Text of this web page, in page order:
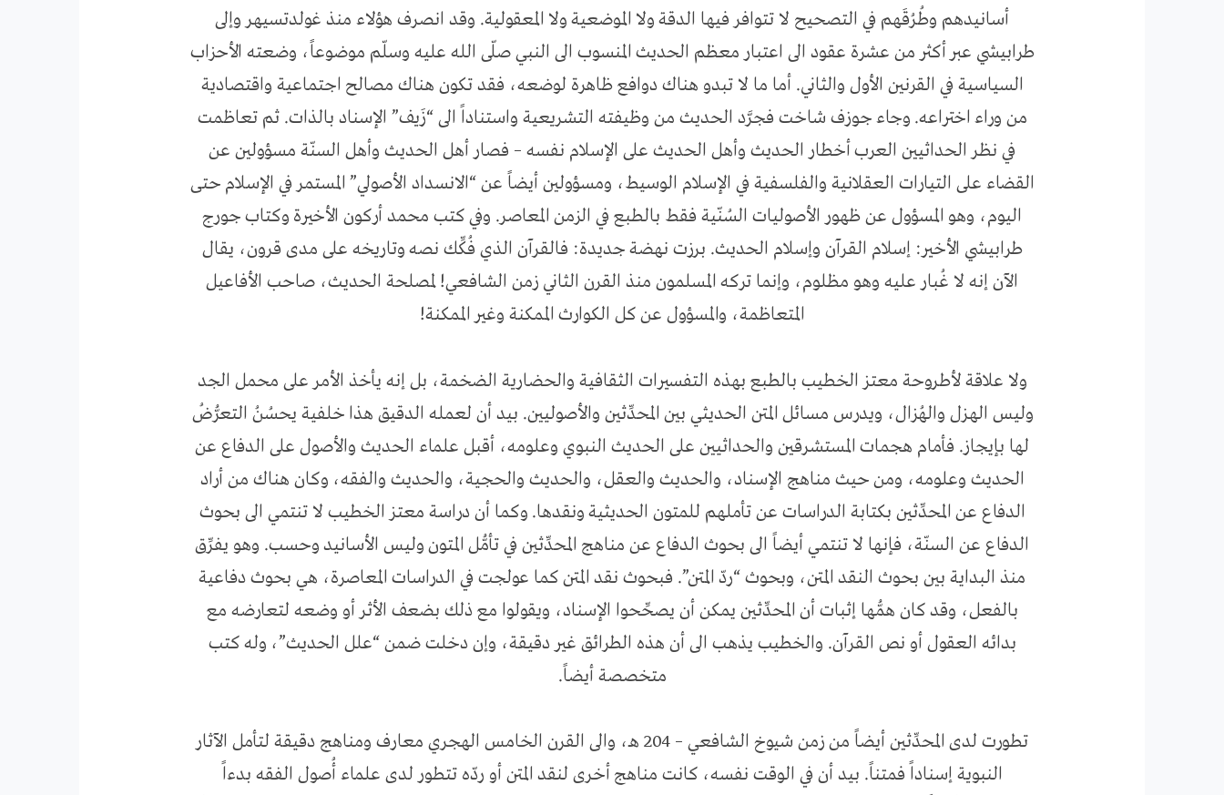
أسانيدهم وطُرُقَهم في التصحيح لا تتوافر فيها الدقة ولا الموضعية ولا المعقولية. وقد انصرف هؤلاء منذ غولدتسيهر وإلى
طرابيشي عبر أكثر من عشرة عقود الى اعتبار معظم الحديث المنسوب الى النبي صلّى الله عليه وسلّم موضوعاً، وضعته الأحزاب
السياسية في القرنين الأول والثاني. أما ما لا تبدو هناك دوافع ظاهرة لوضعه، فقد تكون هناك مصالح اجتماعية واقتصادية
من وراء اختراعه. وجاء جوزف شاخت فجرَّد الحديث من وظيفته التشريعية واستناداً الى “زَيف” الإسناد بالذات. ثم تعاظمت
في نظر الحداثيين العرب أخطار الحديث وأهل الحديث على الإسلام نفسه – فصار أهل الحديث وأهل السنّة مسؤولين عن
القضاء على التيارات العقلانية والفلسفية في الإسلام الوسيط، ومسؤولين أيضاً عن “الانسداد الأصولي” المستمر في الإسلام حتى
اليوم، وهو المسؤول عن ظهور الأصوليات السُنّية فقط بالطبع في الزمن المعاصر. وفي كتب محمد أركون الأخيرة وكتاب جورج
طرابيشي الأخير: إسلام القرآن وإسلام الحديث. برزت نهضة جديدة: فالقرآن الذي فُكِّك نصه وتاريخه على مدى قرون، يقال
الآن إنه لا غُبار عليه وهو مظلوم، وإنما تركه المسلمون منذ القرن الثاني زمن الشافعي! لمصلحة الحديث، صاحب الأفاعيل
المتعاظمة، والمسؤول عن كل الكوارث الممكنة وغير الممكنة!
ولا علاقة لأطروحة معتز الخطيب بالطبع بهذه التفسيرات الثقافية والحضارية الضخمة، بل إنه يأخذ الأمر على محمل الجد
وليس الهزل والهُزال، ويدرس مسائل المتن الحديثي بين المحدِّثين والأصوليين. بيد أن لعمله الدقيق هذا خلفية يحسُنُ التعرُّضُ
لها بإيجاز. فأمام هجمات المستشرقين والحداثيين على الحديث النبوي وعلومه، أقبل علماء الحديث والأصول على الدفاع عن
الحديث وعلومه، ومن حيث مناهج الإسناد، والحديث والعقل، والحديث والحجية، والحديث والفقه، وكان هناك من أراد
الدفاع عن المحدِّثين بكتابة الدراسات عن تأملهم للمتون الحديثية ونقدها. وكما أن دراسة معتز الخطيب لا تنتمي الى بحوث
الدفاع عن السنّة، فإنها لا تنتمي أيضاً الى بحوث الدفاع عن مناهج المحدِّثين في تأمُّل المتون وليس الأسانيد وحسب. وهو يفرِّق
منذ البداية بين بحوث النقد المتن، وبحوث “ردّ المتن”. فبحوث نقد المتن كما عولجت في الدراسات المعاصرة، هي بحوث دفاعية
بالفعل، وقد كان همُّها إثبات أن المحدِّثين يمكن أن يصحِّحوا الإسناد، ويقولوا مع ذلك بضعف الأثر أو وضعه لتعارضه مع
بدائه العقول أو نص القرآن. والخطيب يذهب الى أن هذه الطرائق غير دقيقة، وإن دخلت ضمن “علل الحديث”، وله كتب
متخصصة أيضاً.
تطورت لدى المحدِّثين أيضاً من زمن شيوخ الشافعي – 204 هـ، والى القرن الخامس الهجري معارف ومناهج دقيقة لتأمل الآثار
النبوية إسناداً فمتناً. بيد أن في الوقت نفسه، كانت مناهج أخرى لنقد المتن أو ردّه تتطور لدى علماء أُصول الفقه بدءاً